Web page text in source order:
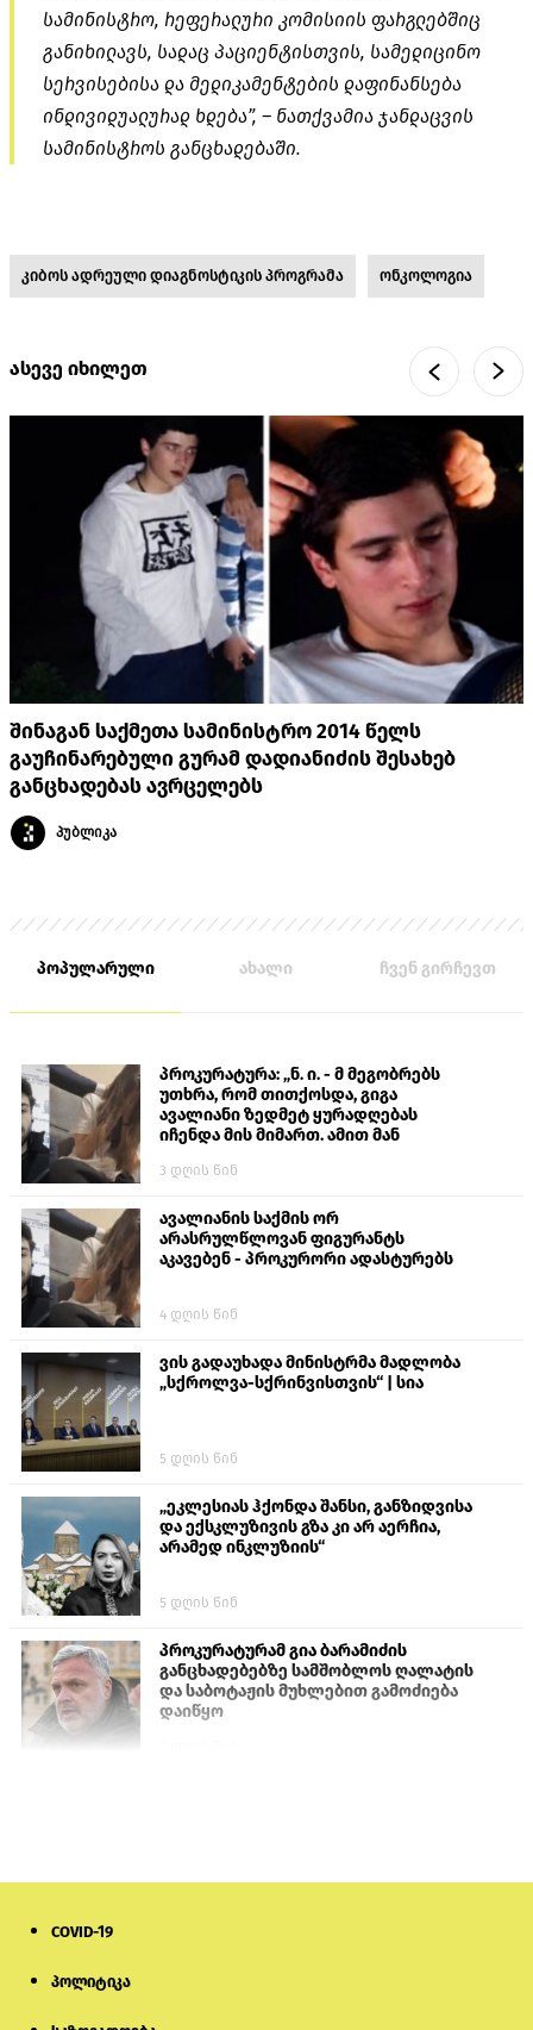
სამინისტრო, რეფერალური კომისიის ფარგლებშიც
განიხილავს, სადაც პაციენტისთვის, სამედიცინო
სერვისებისა და მედიკამენტების დაფინანსება
ინდივიდუალურად ხდება”, – ნათქვამია ჯანდაცვის
სამინისტროს განცხადებაში.
კიბოს ადრეული დიაგნოსტიკის პროგრამა ონკოლოგია
ასევე იხილეთ
შინაგან საქმეთა სამინისტრო 2014 წელს
გაუჩინარებული გურამ დადიანიძის შესახებ
განცხადებას ავრცელებს
პუბლიკა
პოპულარული ახალი ჩვენ გირჩევთ
პროკურატურა: „ნ. ი. - მ მეგობრებს
უთხრა, რომ თითქოსდა, გიგა
ავალიანი ზედმეტ ყურადღებას
იჩენდა მის მიმართ. ამით მან
თავს დასხმოდა გიგა ავალიანს“
3 დღის წინ
ავალიანის საქმის ორ
არასრულწლოვან ფიგურანტს
აკავებენ - პროკურორი ადასტურებს
4 დღის წინ
ვის გადაუხადა მინისტრმა მადლობა
„სქროლვა-სქრინვისთვის“ | სია
5 დღის წინ
„ეკლესიას ჰქონდა შანსი, განზიდვისა
და ექსკლუზივის გზა კი არ აერჩია,
არამედ ინკლუზიის“
5 დღის წინ
პროკურატურამ გია ბარამიძის
განცხადებებზე სამშობლოს ღალატის
და საბოტაჟის მუხლებით გამოძიება
დაიწყო
COVID-19
პოლიტიკა